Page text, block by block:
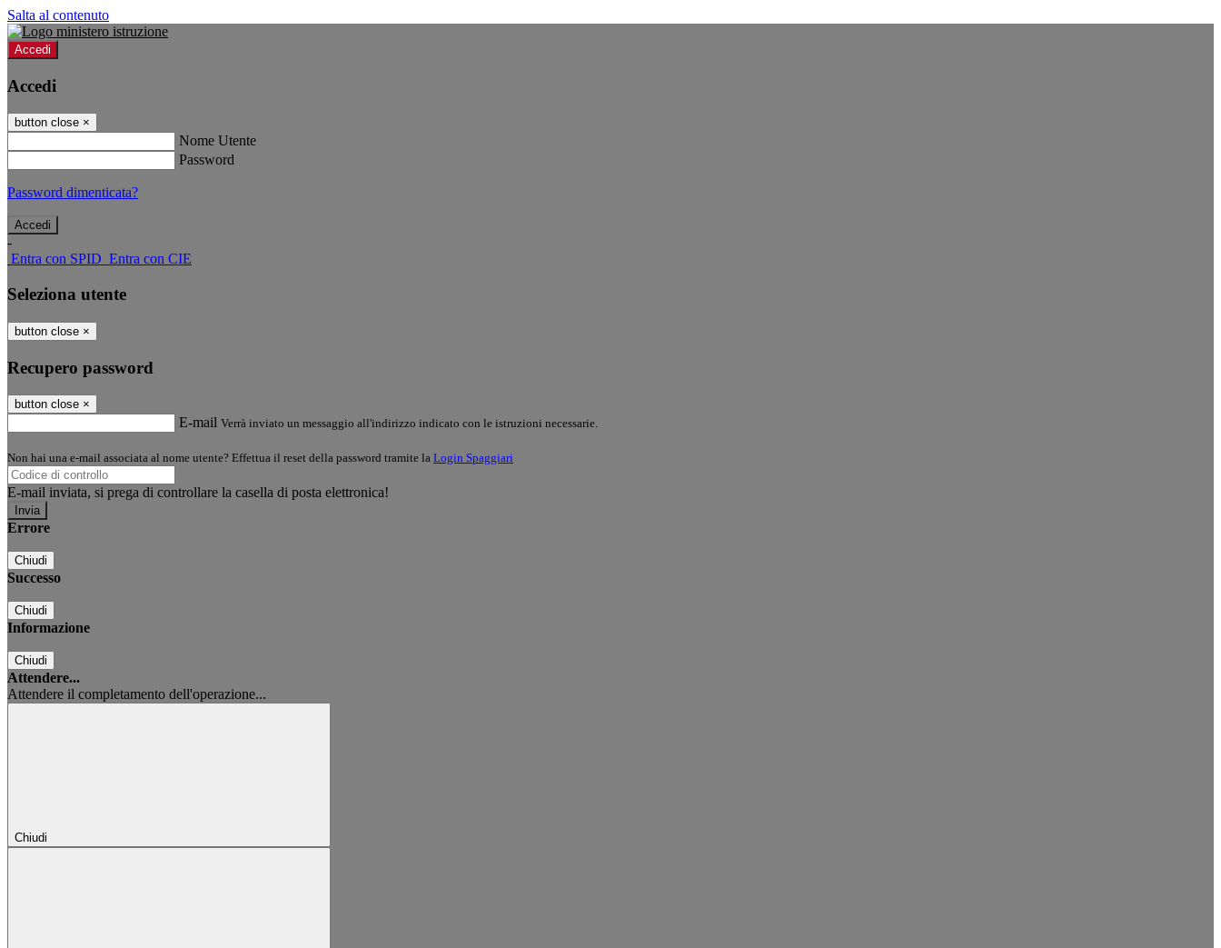
Salta al contenuto
Accedi
Accedi
button close ×
Nome Utente
Password
Password dimenticata?
-
Entra con SPID Entra con CIE
Seleziona utente
button close ×
Recupero password
button close ×
E-mail Verrà inviato un messaggio all'indirizzo indicato con le istruzioni necessarie.
Non hai una e-mail associata al nome utente? Effettua il reset della password tramite la Login Spaggiari
E-mail inviata, si prega di controllare la casella di posta elettronica!
Errore
Chiudi
Successo
Chiudi
Informazione
Chiudi
Attendere...
Attendere il completamento dell'operazione...
Chiudi